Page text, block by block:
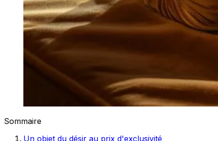
Sommaire
Un objet du désir au prix d'exclusivité